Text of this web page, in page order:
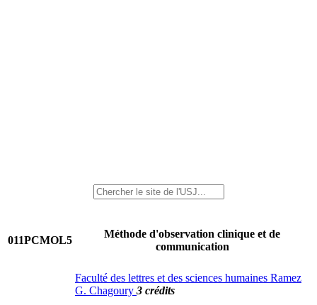
011PCMOL5
Méthode d'observation clinique et de
communication
Faculté des lettres et des sciences humaines Ramez
G. Chagoury 3 crédits